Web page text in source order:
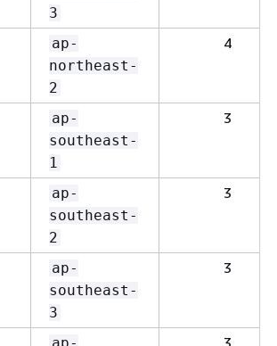
3
ap-
northeast-
2
4
ap-
southeast-
1
3
ap-
southeast-
2
3
ap-
southeast-
3
3
3